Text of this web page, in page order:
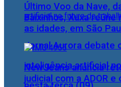
Jornal Aurora debate
inteligência artificial
Último Voo da Nave,
Baixinhos, Xuxa
as idades, em São
NewJeans anuncia
judicial com a ADOR